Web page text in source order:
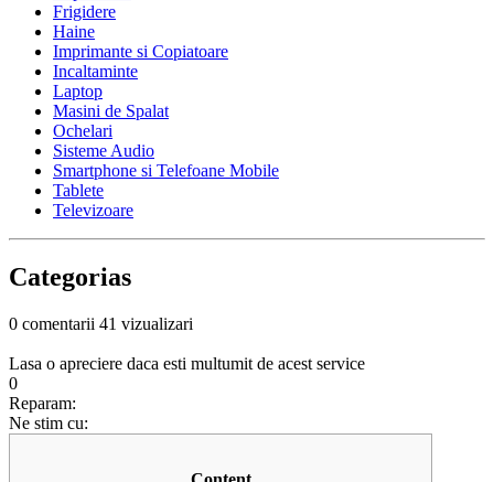
Frigidere
Haine
Imprimante si Copiatoare
Incaltaminte
Laptop
Masini de Spalat
Ochelari
Sisteme Audio
Smartphone si Telefoane Mobile
Tablete
Televizoare
Categorias
0 comentarii 41 vizualizari
Lasa o apreciere daca esti multumit de acest service
0
Reparam:
Ne stim cu: